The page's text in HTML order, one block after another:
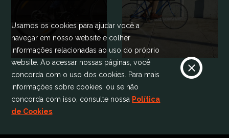
Usamos os cookies para ajudar você a
navegar em nosso website e colher
informações relacionadas ao uso do próprio
website. Ao acessar nossas páginas, você
concorda com o uso dos cookies. Para mais
informações sobre cookies, ou se não
concorda com isso, consulte nossa Política
de Cookies